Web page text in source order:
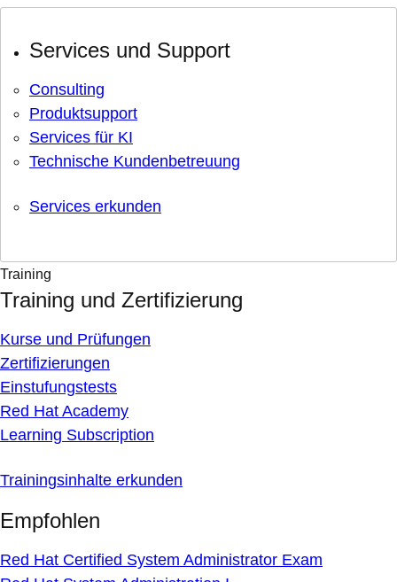
Services und Support
Consulting
Produktsupport
Services für KI
Technische Kundenbetreuung
Services erkunden
Training
Training und Zertifizierung
Kurse und Prüfungen
Zertifizierungen
Einstufungstests
Red Hat Academy
Learning Subscription
Trainingsinhalte erkunden
Empfohlen
Red Hat Certified System Administrator Exam